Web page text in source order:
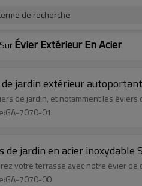
de recherche
Évier Extérieur En Acier
jardin extérieur
de jardin, et notamment les
7070-01
de jardin en acier inoxydable
votre terrasse avec notre évier de
7070-00